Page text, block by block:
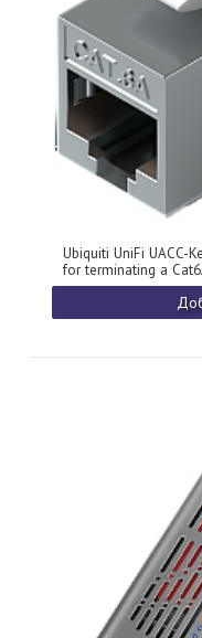
Ubiquiti UniFi UACC-
for terminating a
punch-down or